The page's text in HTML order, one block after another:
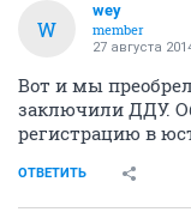
W
wey
member
27 августа
Вот и мы
заключили ДДУ.
регистрацию в
ОТВЕТИТЬ